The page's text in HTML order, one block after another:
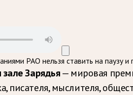
РАО нельзя ставить на паузу
Зарядья— мировая
писателя, мыслителя,